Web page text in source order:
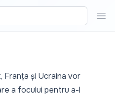
Franța și Ucraina vor
a focului pentru a-l